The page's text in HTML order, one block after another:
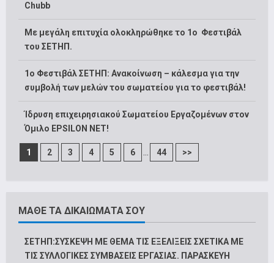
Chubb
Με μεγάλη επιτυχία ολοκληρώθηκε το 1ο Φεστιβάλ
του ΣΕΤΗΠ.
1o Φεστιβάλ ΣΕΤΗΠ: Ανακοίνωση – κάλεσμα για την
συμβολή των μελών του σωματείου για το φεστιβάλ!
Ίδρυση επιχειρησιακού Σωματείου Εργαζομένων στον
Όμιλο EPSILON NET!
1 2 3 4 5 6 ... 44 >>
ΜΑΘΕ ΤΑ ΔΙΚΑΙΩΜΑΤΑ ΣΟΥ
ΣΕΤΗΠ:ΣΥΣΚΕΨΗ ΜΕ ΘΕΜΑ ΤΙΣ ΕΞΕΛΙΞΕΙΣ ΣΧΕΤΙΚΑ ΜΕ
ΤΙΣ ΣΥΛΛΟΓΙΚΕΣ ΣΥΜΒΑΣΕΙΣ ΕΡΓΑΣΙΑΣ. ΠΑΡΑΣΚΕΥΗ